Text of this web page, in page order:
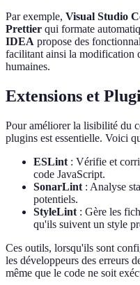
Par exemple, Visual Studio
Prettier qui formate
IDEA propose des
facilitant ainsi la modification
humaines.
Extensions et
Pour améliorer la lisibilité du
plugins est essentielle. Voici
ESLint : Vérifie et
code JavaScript.
SonarLint : Analyse
potentiels.
StyleLint : Gère les
qu'ils suivent un style
Ces outils, lorsqu'ils sont
les développeurs des erreurs
même que le code ne soit